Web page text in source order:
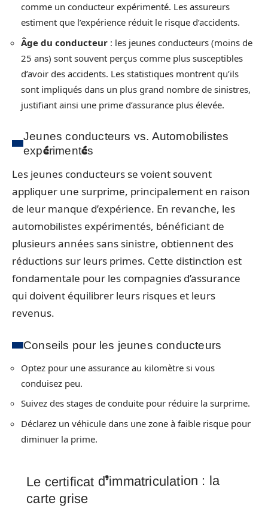
comme un conducteur expérimenté. Les assureurs
estiment que l’expérience réduit le risque d’accidents.
Âge du conducteur : les jeunes conducteurs (moins de
25 ans) sont souvent perçus comme plus susceptibles
d’avoir des accidents. Les statistiques montrent qu’ils
sont impliqués dans un plus grand nombre de sinistres,
justifiant ainsi une prime d’assurance plus élevée.
Jeunes conducteurs vs. Automobilistes
expérimentés
Les jeunes conducteurs se voient souvent
appliquer une surprime, principalement en raison
de leur manque d’expérience. En revanche, les
automobilistes expérimentés, bénéficiant de
plusieurs années sans sinistre, obtiennent des
réductions sur leurs primes. Cette distinction est
fondamentale pour les compagnies d’assurance
qui doivent équilibrer leurs risques et leurs
revenus.
Conseils pour les jeunes conducteurs
Optez pour une assurance au kilomètre si vous
conduisez peu.
Suivez des stages de conduite pour réduire la surprime.
Déclarez un véhicule dans une zone à faible risque pour
diminuer la prime.
Le certificat d’immatriculation : la
carte grise